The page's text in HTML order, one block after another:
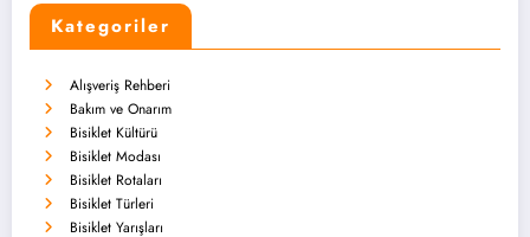
Kategoriler
Alışveriş Rehberi
Bakım ve Onarım
Bisiklet Kültürü
Bisiklet Modası
Bisiklet Rotaları
Bisiklet Türleri
Bisiklet Yarışları